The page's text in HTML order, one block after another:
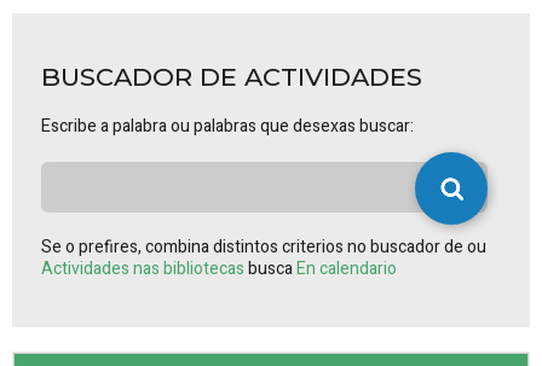
BUSCADOR DE ACTIVIDADES
Escribe a palabra ou palabras que desexas buscar:
Se o prefires, combina distintos criterios no buscador de ou
Actividades nas bibliotecasbuscaEn calendario